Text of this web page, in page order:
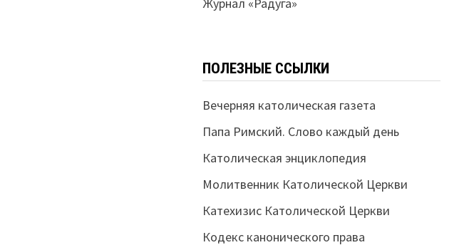
Журнал «Радуга»
ПОЛЕЗНЫЕ ССЫЛКИ
Вечерняя католическая газета
Папа Римский. Слово каждый день
Католическая энциклопедия
Молитвенник Католической Церкви
Катехизис Католической Церкви
Кодекс канонического права